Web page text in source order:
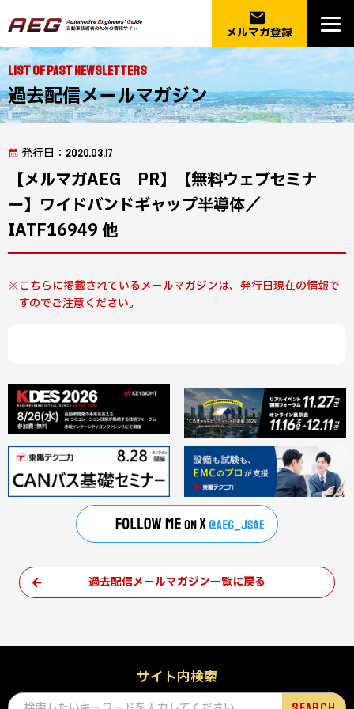
email
メルマガ登録
List of Past Newsletters
過去配信メールマガジン
発行日 ：2020.03.17
【メルマガAEG PR】【無料ウェブセミナ
ー】ワイドバンドギャップ半導体／
IATF16949 他
こちらに掲載されているメールマガジンは、発行日現在の情報で
すのでご注意ください。
過去配信メールマガジン一覧に戻る
サイト内検索